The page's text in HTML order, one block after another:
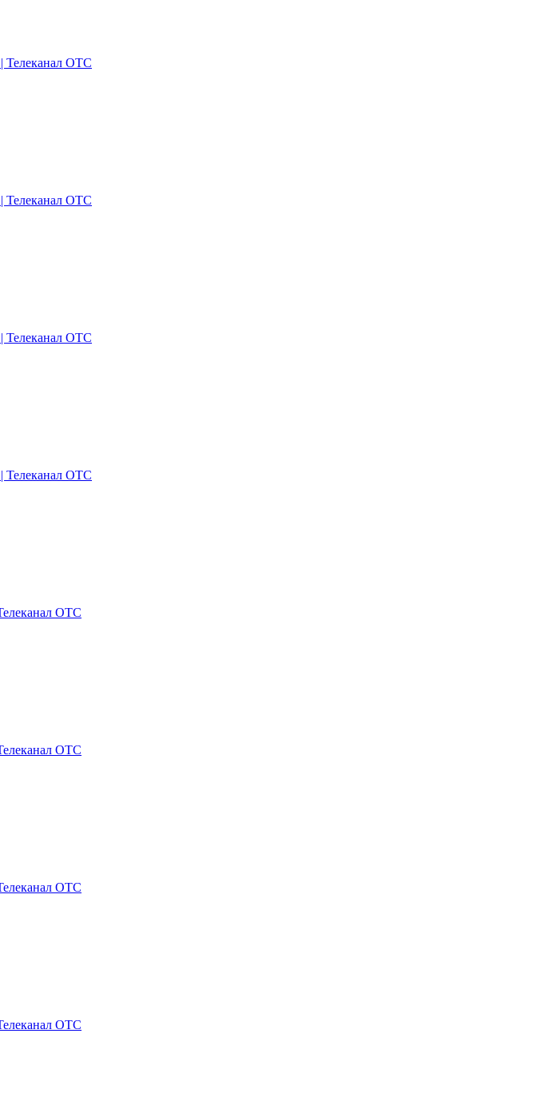
Телеканал ОТС
Телеканал ОТС
Телеканал ОТС
Телеканал ОТС
ОТС
ОТС
ОТС
ОТС